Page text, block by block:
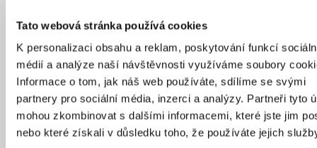
Tato webová stránka používá cookies
K personalizaci obsahu a reklam, poskytování funkcí
médií a analýze naší návštěvnosti využíváme soubory
Informace o tom, jak náš web používáte, sdílíme se svými
partnery pro sociální média, inzerci a analýzy. Partneři tyto
mohou zkombinovat s dalšími informacemi, které jste jim
nebo které získali v důsledku toho, že používáte jejich